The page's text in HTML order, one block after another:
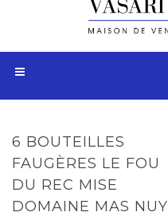
6 BOUTEILLES
FAUGÈRES LE FOU
DU REC MISE
DOMAINE MAS NUY